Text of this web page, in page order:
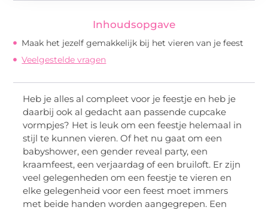
Inhoudsopgave
Maak het jezelf gemakkelijk bij het vieren van je feest
Veelgestelde vragen
Heb je alles al compleet voor je feestje en heb je
daarbij ook al gedacht aan passende cupcake
vormpjes? Het is leuk om een feestje helemaal in
stijl te kunnen vieren. Of het nu gaat om een
babyshower, een gender reveal party, een
kraamfeest, een verjaardag of een bruiloft. Er zijn
veel gelegenheden om een feestje te vieren en
elke gelegenheid voor een feest moet immers
met beide handen worden aangegrepen. Een